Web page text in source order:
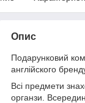
Опис
Подарунковий
англійского
Всі предмети
органзи.